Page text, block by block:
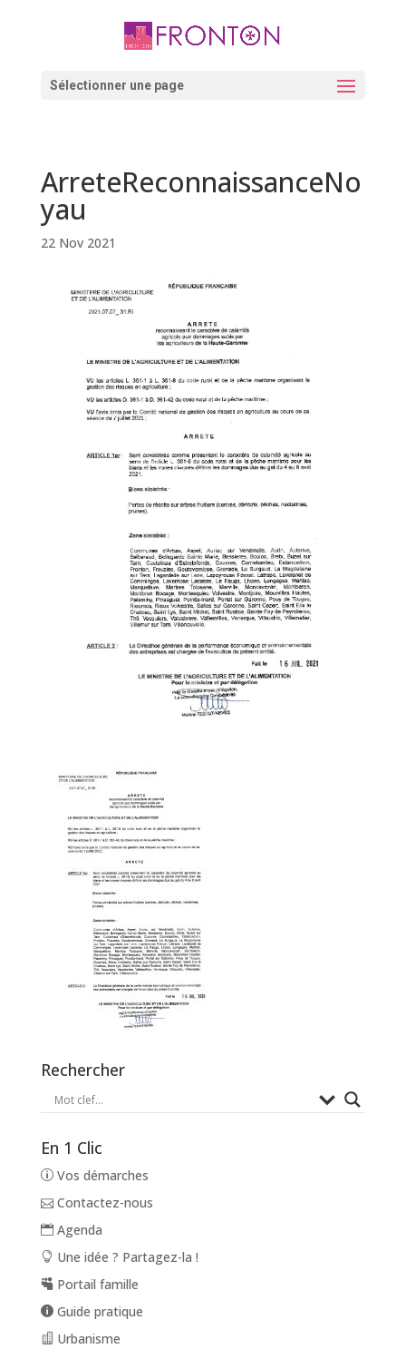
Sélectionner une page
ArreteReconnaissanceNo
yau
22 Nov 2021
Rechercher
En 1 Clic
Vos démarches
Contactez-nous
Agenda
Une idée ? Partagez-la !
Portail famille
Guide pratique
Urbanisme